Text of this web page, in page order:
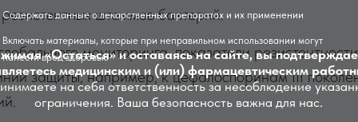
штаммов бактерий.
мониторинга, показатели
защиты, например, к цефалоспоринам III
и оставаясь на сайте, вы подтверждаете,
медицинским и (или) фармацевтическим работником
на себя ответственность за несоблюдение указанного
ограничения. Ваша безопасность важна для нас.
информации о здоровье проконсультируйтесь со специалистом.
материалы, которые при неправильном использовании могут
здоровью